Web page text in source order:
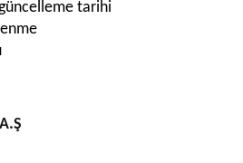
tarihi